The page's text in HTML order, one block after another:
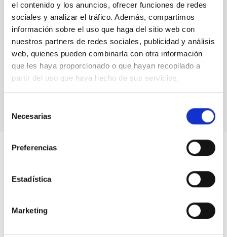
el contenido y los anuncios, ofrecer funciones de redes
sociales y analizar el tráfico. Además, compartimos
información sobre el uso que haga del sitio web con
nuestros partners de redes sociales, publicidad y análisis
web, quienes pueden combinarla con otra información
que les haya proporcionado o que hayan recopilado a
partir del uso que haya hecho de sus servicios.
Necesarias
Preferencias
Estadística
Marketing
Eva K. Grebel en el IAU Symposium 355